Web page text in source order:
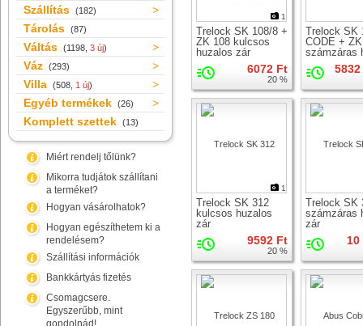
Szállítás (182)
Tárolás (87)
Váltás (1198, 3 új)
Váz (293)
Villa (508, 1 új)
Egyéb termékek (26)
Komplett szettek (13)
Miért rendelj tőlünk?
Mikorra tudjátok szállítani
a terméket?
Hogyan vásárolhatok?
Hogyan egészíthetem ki a
rendelésem?
Szállítási információk
Bankkártyás fizetés
Csomagcsere.
Egyszerűbb, mint
gondolnád!
1
Trelock SK 108/8 +
ZK 108 kulcsos
huzalos zár
6072 Ft
20 %
Trelock SK
CODE +
számzáras
1
Trelock SK 312
kulcsos huzalos
zár
9592 Ft
20 %
Trelock SK
számzáras
zár
10